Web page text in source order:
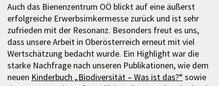
Auch das Bienenzentrum OÖ blickt auf eine äußerst
erfolgreiche Erwerbsimkermesse zurück und ist sehr
zufrieden mit der Resonanz. Besonders freut es uns,
dass unsere Arbeit in Oberösterreich erneut mit viel
Wertschätzung bedacht wurde. Ein Highlight war die
starke Nachfrage nach unseren Publikationen, wie dem
neuen Kinderbuch „Biodiversität – Was ist das?“ sowie